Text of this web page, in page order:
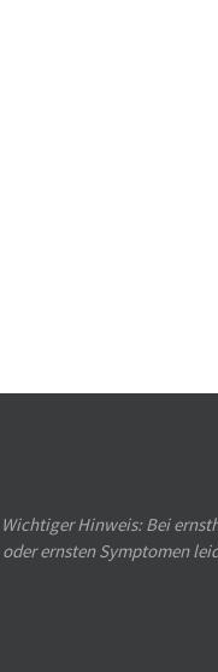
Wichtiger Hinweis: Bei
oder ernsten Symptomen